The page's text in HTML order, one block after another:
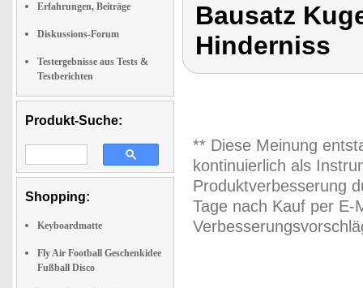
Erfahrungen, Beiträge
Diskussions-Forum
Testergebnisse aus Tests &
Testberichten
Produkt-Suche:
Shopping:
Keyboardmatte
Fly Air Football Geschenkidee
Fußball Disco
Bausatz
Hinderniss
** Diese Meinung
kontinuierlich als
Produktverbesserung
Tage nach Kauf per E-